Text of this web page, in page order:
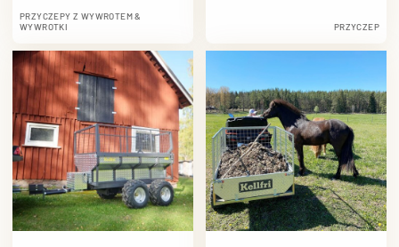
PRZYCZEPY Z WYWROTEM &
WYWROTKI
PRZYCZEP